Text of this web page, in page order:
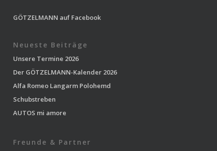
GÖTZELMANN auf Facebook
Neueste Beiträge
Unsere Termine 2026
Der GÖTZELMANN-Kalender 2026
Alfa Romeo Langarm Polohemd
Schubstreben
AUTOS mi amore
Freunde & Partner